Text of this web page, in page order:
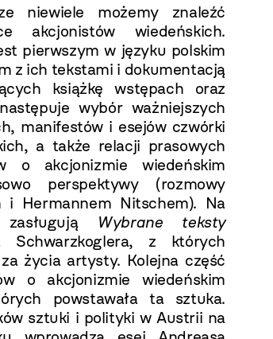
niewiele możemy znaleźć
akcjonistów wiedeńskich.
pierwszym w języku polskim
z ich tekstami i dokumentacją
książkę wstępach oraz
wybór ważniejszych
manifestów i esejów czwórki
a także relacji prasowych
akcjonizmie wiedeńskim
perspektywy (rozmowy
Hermannem Nitschem). Na
Wybrane teksty
Schwarzkoglera, z których
życia artysty. Kolejna część
o akcjonizmie wiedeńskim
powstawała ta sztuka.
sztuki i polityki w Austrii na